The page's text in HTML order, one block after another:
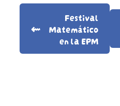
⇜
Festival
Matemático
en la EPM